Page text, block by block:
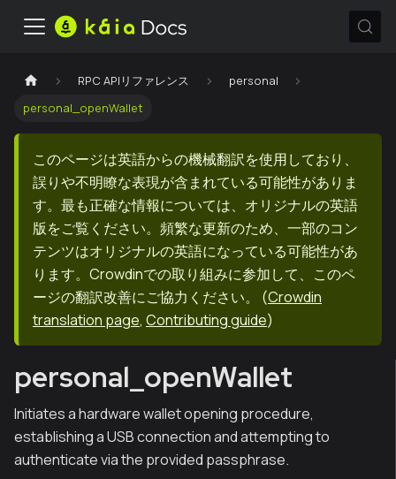
RPC APIリファレンス
personal
personal_openWallet
このページは英語からの機械翻訳を使用しており、
誤りや不明瞭な表現が含まれている可能性がありま
す。最も正確な情報については、オリジナルの英語
版をご覧ください。頻繁な更新のため、一部のコン
テンツはオリジナルの英語になっている可能性があ
ります。Crowdinでの取り組みに参加して、このペ
ージの翻訳改善にご協力ください。
(Crowdin
translation page, Contributing guide)
personal_openWallet
Initiates a hardware wallet opening procedure,
establishing a USB connection and attempting to
authenticate via the provided passphrase.